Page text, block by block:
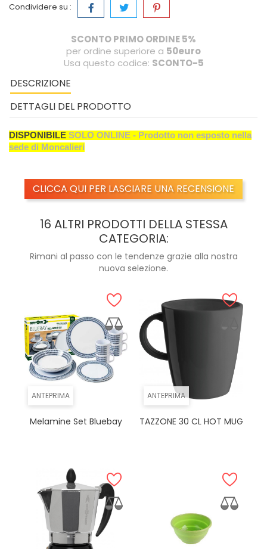
Condividere su :
SCONTO PRIMO ORDINE 5%
per ordine superiore a 50euro
Usa questo codice: SCONTO-5
DESCRIZIONE
DETTAGLI DEL PRODOTTO
DISPONIBILE SOLO ONLINE - Prodotto non esposto nella
sede di Moncalieri
CLICCA QUI PER LASCIARE UNA RECENSIONE
16 ALTRI PRODOTTI DELLA STESSA
CATEGORIA:
Rimani al passo con le tendenze grazie alla nostra
nuova selezione.
ANTEPRIMA
Melamine Set Bluebay
ANTEPRIMA
TAZZONE 30 CL HOT MUG